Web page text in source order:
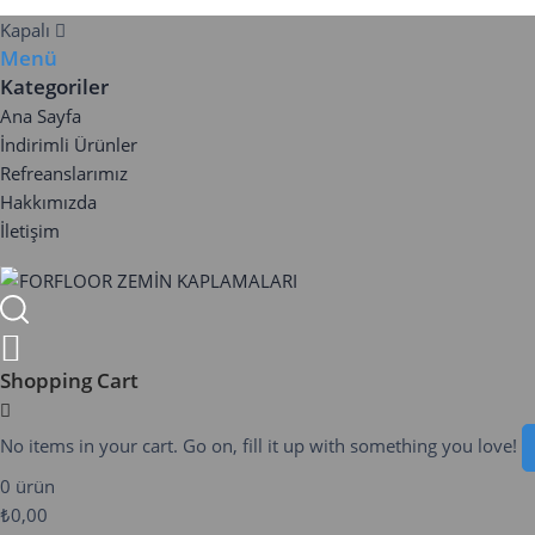
Kapalı
Menü
Kategoriler
Ana Sayfa
İndirimli Ürünler
Refreanslarımız
Hakkımızda
İletişim
Shopping Cart
No items in your cart. Go on, fill it up with something you love!
0 ürün
₺0,00